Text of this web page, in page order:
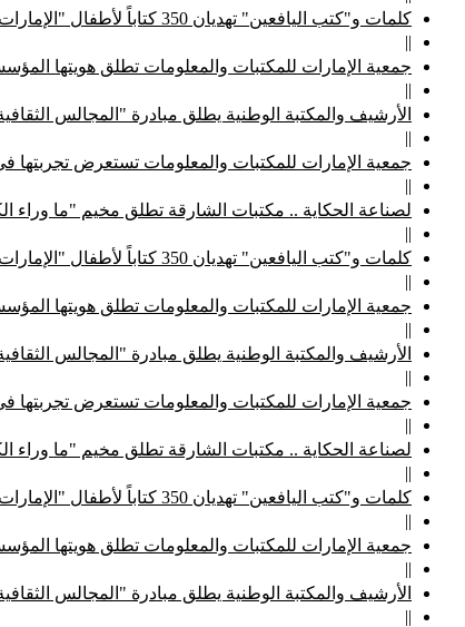
كلمات و"كتب اليافعين" تهديان 350 كتاباً لأطفال "الإمارات الإنسانية"
||
جمعية الإمارات للمكتبات والمعلومات تطلق هويتها
||
الأرشيف والمكتبة الوطنية يطلق مبادرة "المجالس
||
جمعية الإمارات للمكتبات والمعلومات تستعرض تجربتها
||
لصناعة الحكاية .. مكتبات الشارقة تطلق مخيم "ما وراء
||
كلمات و"كتب اليافعين" تهديان 350 كتاباً لأطفال "الإمارات الإنسانية"
||
جمعية الإمارات للمكتبات والمعلومات تطلق هويتها
||
الأرشيف والمكتبة الوطنية يطلق مبادرة "المجالس
||
جمعية الإمارات للمكتبات والمعلومات تستعرض تجربتها
||
لصناعة الحكاية .. مكتبات الشارقة تطلق مخيم "ما وراء
||
كلمات و"كتب اليافعين" تهديان 350 كتاباً لأطفال "الإمارات الإنسانية"
||
جمعية الإمارات للمكتبات والمعلومات تطلق هويتها
||
الأرشيف والمكتبة الوطنية يطلق مبادرة "المجالس
||